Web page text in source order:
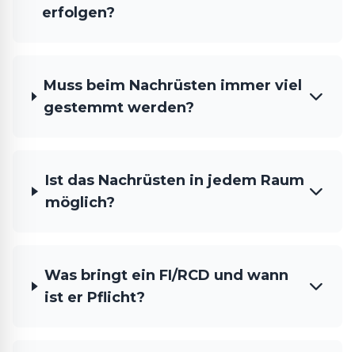
erfolgen?
Muss beim Nachrüsten immer viel
gestemmt werden?
Ist das Nachrüsten in jedem Raum
möglich?
Was bringt ein FI/RCD und wann
ist er Pflicht?